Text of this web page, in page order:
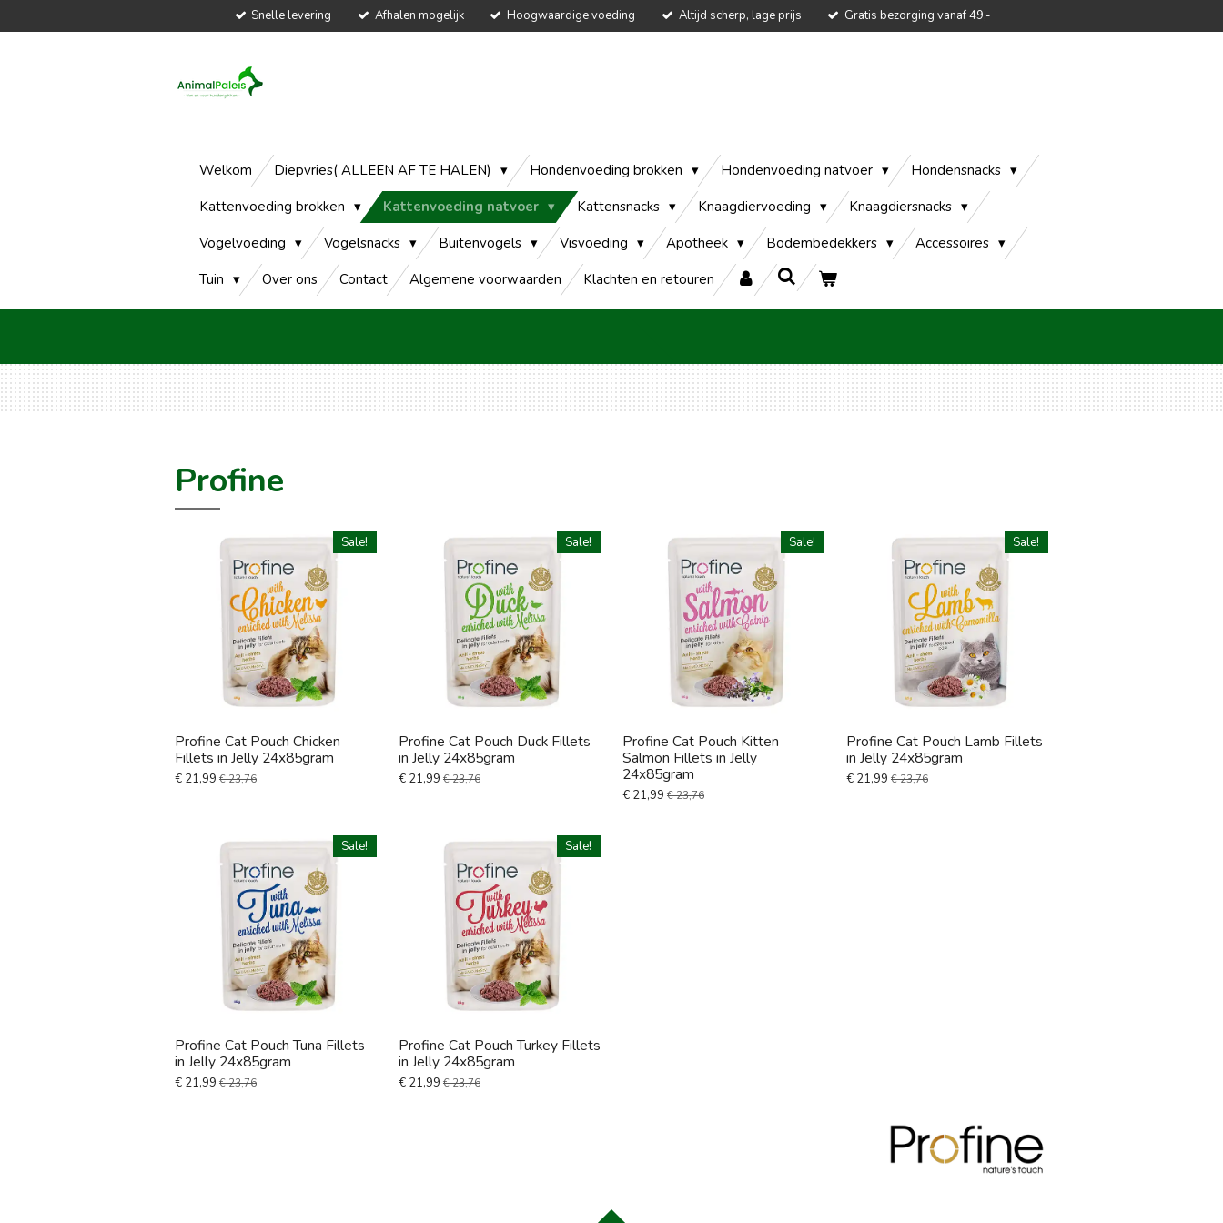
Snelle levering Afhalen mogelijk Hoogwaardige voeding Altijd scherp, lage prijs Gratis bezorging vanaf 49,-
Welkom Diepvries( ALLEEN AF TE HALEN) Hondenvoeding brokken Hondenvoeding natvoer
Hondensnacks
Kattenvoeding brokken
Kattenvoeding natvoer Kattensnacks Knaagdiervoeding
Knaagdiersnacks
Vogelvoeding
Vogelsnacks Buitenvogels Visvoeding Apotheek Bodembedekkers
Accessoires
Tuin
Over ons Contact Algemene voorwaarden Klachten en retouren
Profine
Sale!
Profine Cat Pouch Chicken
Fillets in Jelly 24x85gram
€ 21,99 € 23,76
Sale!
Profine Cat Pouch Duck Fillets
in Jelly 24x85gram
€ 21,99 € 23,76
Sale!
Profine Cat Pouch Kitten
Salmon Fillets in Jelly
24x85gram
€ 21,99 € 23,76
Sale!
Profine Cat Pouch Lamb Fillets
in Jelly 24x85gram
€ 21,99 € 23,76
Sale!
Profine Cat Pouch Tuna Fillets
in Jelly 24x85gram
€ 21,99 € 23,76
Sale!
Profine Cat Pouch Turkey Fillets
in Jelly 24x85gram
€ 21,99 € 23,76